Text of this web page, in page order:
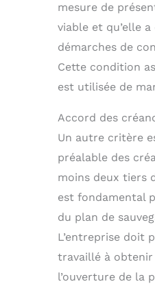
mesure de
viable et qu’elle
démarches de
Cette condition
est utilisée de
Accord des
Un autre critère
préalable des
moins deux tiers
est fondamental
du plan de
L’entreprise doit
travaillé à
l’ouverture de la